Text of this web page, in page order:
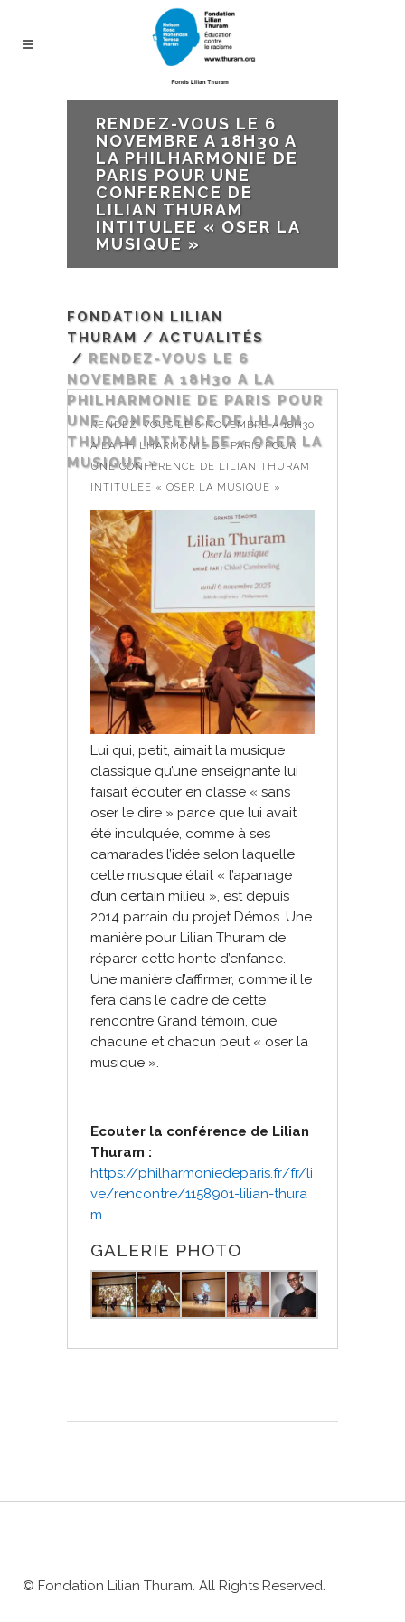
RENDEZ-VOUS LE 6
NOVEMBRE A 18H30 A
LA PHILHARMONIE DE
PARIS POUR UNE
CONFERENCE DE
LILIAN THURAM
INTITULEE « OSER LA
MUSIQUE »
FONDATION LILIAN
THURAM / ACTUALITÉS
/ RENDEZ-VOUS LE 6
NOVEMBRE A 18H30 A LA
PHILHARMONIE DE PARIS POUR
UNE CONFERENCE DE LILIAN
THURAM INTITULEE « OSER LA
MUSIQUE »
RENDEZ-VOUS LE 6 NOVEMBRE A 18H30
A LA PHILHARMONIE DE PARIS POUR
UNE CONFERENCE DE LILIAN THURAM
INTITULEE « OSER LA MUSIQUE »
Lui qui, petit, aimait la musique
classique qu’une enseignante lui
faisait écouter en classe « sans
oser le dire » parce que lui avait
été inculquée, comme à ses
camarades l’idée selon laquelle
cette musique était « l’apanage
d’un certain milieu », est depuis
2014 parrain du projet Démos. Une
manière pour Lilian Thuram de
réparer cette honte d’enfance.
Une manière d’affirmer, comme il le
fera dans le cadre de cette
rencontre Grand témoin, que
chacune et chacun peut « oser la
musique ».
Ecouter la conférence de Lilian
Thuram :
https://philharmoniedeparis.fr/fr/li
ve/rencontre/1158901-lilian-thura
m
GALERIE PHOTO
© Fondation Lilian Thuram. All Rights Reserved.